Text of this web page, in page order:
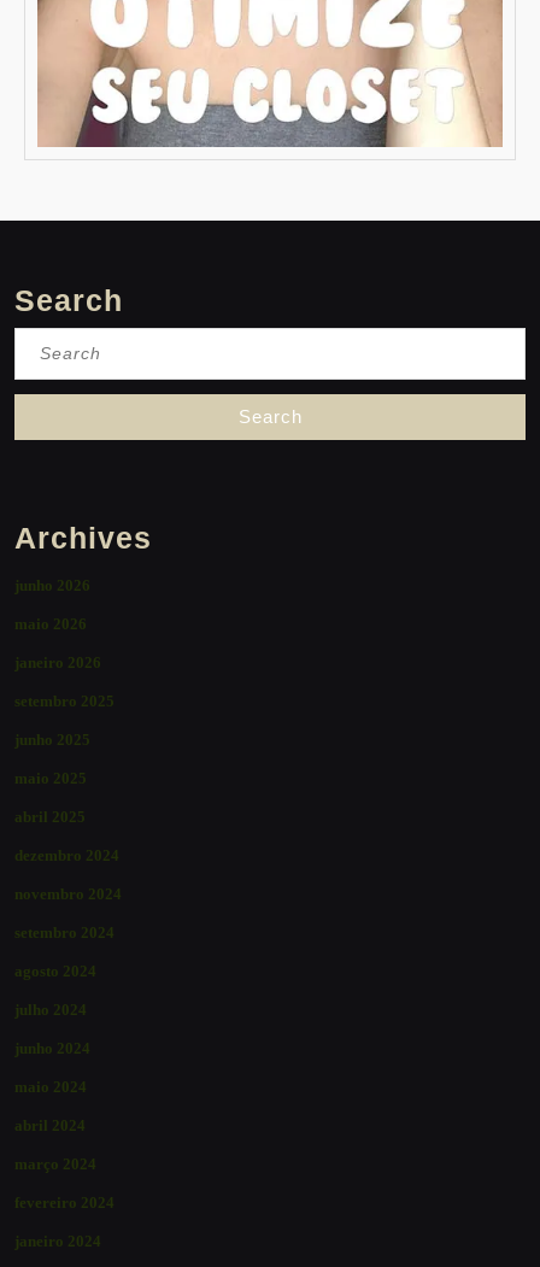
Search
Archives
junho 2026
maio 2026
janeiro 2026
setembro 2025
junho 2025
maio 2025
abril 2025
dezembro 2024
novembro 2024
setembro 2024
agosto 2024
julho 2024
junho 2024
maio 2024
abril 2024
março 2024
fevereiro 2024
janeiro 2024